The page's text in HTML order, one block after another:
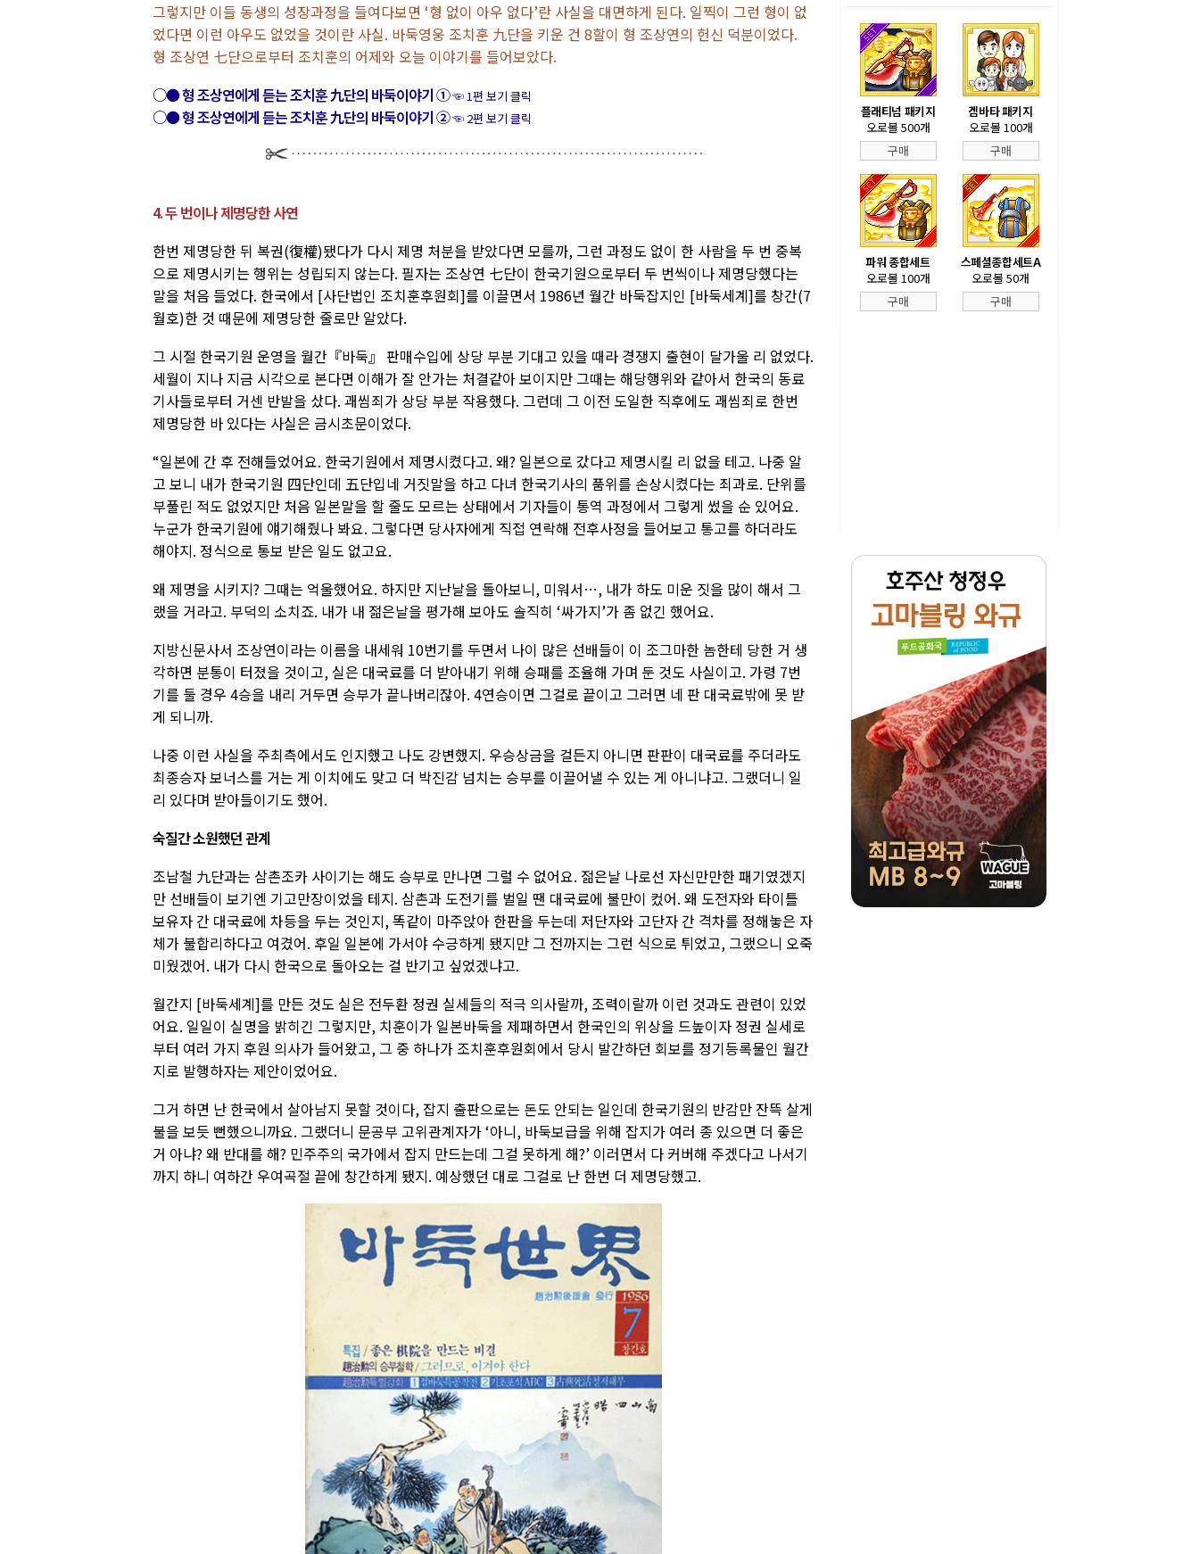
그렇지만 이들 동생의 성장과정을 들여다보면 ‘형 없이 아우 없다’란 사실을 대면하게 된다. 일찍이 그런 형이 없
었다면 이런 아우도 없었을 것이란 사실. 바둑영웅 조치훈 九단을 키운 건 8할이 형 조상연의 헌신 덕분이었다.
형 조상연 七단으로부터 조치훈의 어제와 오늘 이야기를 들어보았다.
○● 형 조상연에게 듣는 조치훈 九단의 바둑이야기 ①☜ 1편 보기 클릭
○● 형 조상연에게 듣는 조치훈 九단의 바둑이야기 ②☜ 2편 보기 클릭
4. 두 번이나 제명당한 사연
한번 제명당한 뒤 복권(復權)됐다가 다시 제명 처분을 받았다면 모를까, 그런 과정도 없이 한 사람을 두 번 중복
으로 제명시키는 행위는 성립되지 않는다. 필자는 조상연 七단이 한국기원으로부터 두 번씩이나 제명당했다는
말을 처음 들었다. 한국에서 [사단법인 조치훈후원회]를 이끌면서 1986년 월간 바둑잡지인 [바둑세계]를 창간(7
월호)한 것 때문에 제명당한 줄로만 알았다.
그 시절 한국기원 운영을 월간『바둑』 판매수입에 상당 부분 기대고 있을 때라 경쟁지 출현이 달가울 리 없었다.
세월이 지나 지금 시각으로 본다면 이해가 잘 안가는 처결같아 보이지만 그때는 해당행위와 같아서 한국의 동료
기사들로부터 거센 반발을 샀다. 괘씸죄가 상당 부분 작용했다. 그런데 그 이전 도일한 직후에도 괘씸죄로 한번
제명당한 바 있다는 사실은 금시초문이었다.
“일본에 간 후 전해들었어요. 한국기원에서 제명시켰다고. 왜? 일본으로 갔다고 제명시킬 리 없을 테고. 나중 알
고 보니 내가 한국기원 四단인데 五단입네 거짓말을 하고 다녀 한국기사의 품위를 손상시켰다는 죄과로. 단위를
부풀린 적도 없었지만 처음 일본말을 할 줄도 모르는 상태에서 기자들이 통역 과정에서 그렇게 썼을 순 있어요.
누군가 한국기원에 얘기해줬나 봐요. 그렇다면 당사자에게 직접 연락해 전후사정을 들어보고 통고를 하더라도
해야지. 정식으로 통보 받은 일도 없고요.
왜 제명을 시키지? 그때는 억울했어요. 하지만 지난날을 돌아보니, 미워서…, 내가 하도 미운 짓을 많이 해서 그
랬을 거라고. 부덕의 소치죠. 내가 내 젊은날을 평가해 보아도 솔직히 ‘싸가지’가 좀 없긴 했어요.
지방신문사서 조상연이라는 이름을 내세워 10번기를 두면서 나이 많은 선배들이 이 조그마한 놈한테 당한 거 생
각하면 분통이 터졌을 것이고, 실은 대국료를 더 받아내기 위해 승패를 조율해 가며 둔 것도 사실이고. 가령 7번
기를 둘 경우 4승을 내리 거두면 승부가 끝나버리잖아. 4연승이면 그걸로 끝이고 그러면 네 판 대국료밖에 못 받
게 되니까.
나중 이런 사실을 주최측에서도 인지했고 나도 강변했지. 우승상금을 걸든지 아니면 판판이 대국료를 주더라도
최종승자 보너스를 거는 게 이치에도 맞고 더 박진감 넘치는 승부를 이끌어낼 수 있는 게 아니냐고. 그랬더니 일
리 있다며 받아들이기도 했어.
숙질간 소원했던 관계
조남철 九단과는 삼촌조카 사이기는 해도 승부로 만나면 그럴 수 없어요. 젊은날 나로선 자신만만한 패기였겠지
만 선배들이 보기엔 기고만장이었을 테지. 삼촌과 도전기를 벌일 땐 대국료에 불만이 컸어. 왜 도전자와 타이틀
보유자 간 대국료에 차등을 두는 것인지, 똑같이 마주앉아 한판을 두는데 저단자와 고단자 간 격차를 정해놓은 자
체가 불합리하다고 여겼어. 후일 일본에 가서야 수긍하게 됐지만 그 전까지는 그런 식으로 튀었고, 그랬으니 오죽
미웠겠어. 내가 다시 한국으로 돌아오는 걸 반기고 싶었겠냐고.
월간지 [바둑세계]를 만든 것도 실은 전두환 정권 실세들의 적극 의사랄까, 조력이랄까 이런 것과도 관련이 있었
어요. 일일이 실명을 밝히긴 그렇지만, 치훈이가 일본바둑을 제패하면서 한국인의 위상을 드높이자 정권 실세로
부터 여러 가지 후원 의사가 들어왔고, 그 중 하나가 조치훈후원회에서 당시 발간하던 회보를 정기등록물인 월간
지로 발행하자는 제안이었어요.
그거 하면 난 한국에서 살아남지 못할 것이다, 잡지 출판으로는 돈도 안되는 일인데 한국기원의 반감만 잔뜩 살게
불을 보듯 뻔했으니까요. 그랬더니 문공부 고위관계자가 ‘아니, 바둑보급을 위해 잡지가 여러 종 있으면 더 좋은
거 아냐? 왜 반대를 해? 민주주의 국가에서 잡지 만드는데 그걸 못하게 해?’ 이러면서 다 커버해 주겠다고 나서기
까지 하니 여하간 우여곡절 끝에 창간하게 됐지. 예상했던 대로 그걸로 난 한번 더 제명당했고.
플래티넘 패키지
오로볼 500개
구매
겜바타 패키지
오로볼 100개
구매
파워 종합세트
오로볼 100개
구매
스페셜종합세트A
오로볼 50개
구매